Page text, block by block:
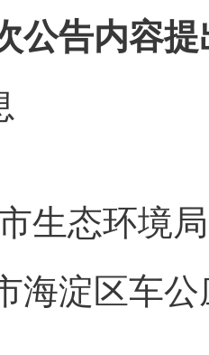
公告内容
京市生
京市海